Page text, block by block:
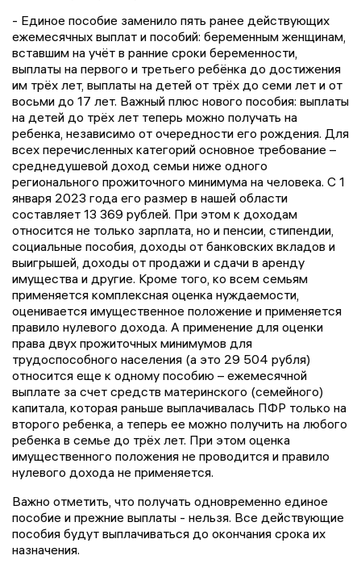
- Единое пособие заменило пять ранее действующих
ежемесячных выплат и пособий: беременным женщинам,
вставшим на учёт в ранние сроки беременности,
выплаты на первого и третьего ребёнка до достижения
им трёх лет, выплаты на детей от трёх до семи лет и от
восьми до 17 лет. Важный плюс нового пособия: выплаты
на детей до трёх лет теперь можно получать на
ребенка, независимо от очередности его рождения. Для
всех перечисленных категорий основное требование –
среднедушевой доход семьи ниже одного
регионального прожиточного минимума на человека. С 1
января 2023 года его размер в нашей области
составляет 13 369 рублей. При этом к доходам
относится не только зарплата, но и пенсии, стипендии,
социальные пособия, доходы от банковских вкладов и
выигрышей, доходы от продажи и сдачи в аренду
имущества и другие. Кроме того, ко всем семьям
применяется комплексная оценка нуждаемости,
оценивается имущественное положение и применяется
правило нулевого дохода. А применение для оценки
права двух прожиточных минимумов для
трудоспособного населения (а это 29 504 рубля)
относится еще к одному пособию – ежемесячной
выплате за счет средств материнского (семейного)
капитала, которая раньше выплачивалась ПФР только на
второго ребенка, а теперь ее можно получить на любого
ребенка в семье до трёх лет. При этом оценка
имущественного положения не проводится и правило
нулевого дохода не применяется.
Важно отметить, что получать одновременно единое
пособие и прежние выплаты - нельзя. Все действующие
пособия будут выплачиваться до окончания срока их
назначения.